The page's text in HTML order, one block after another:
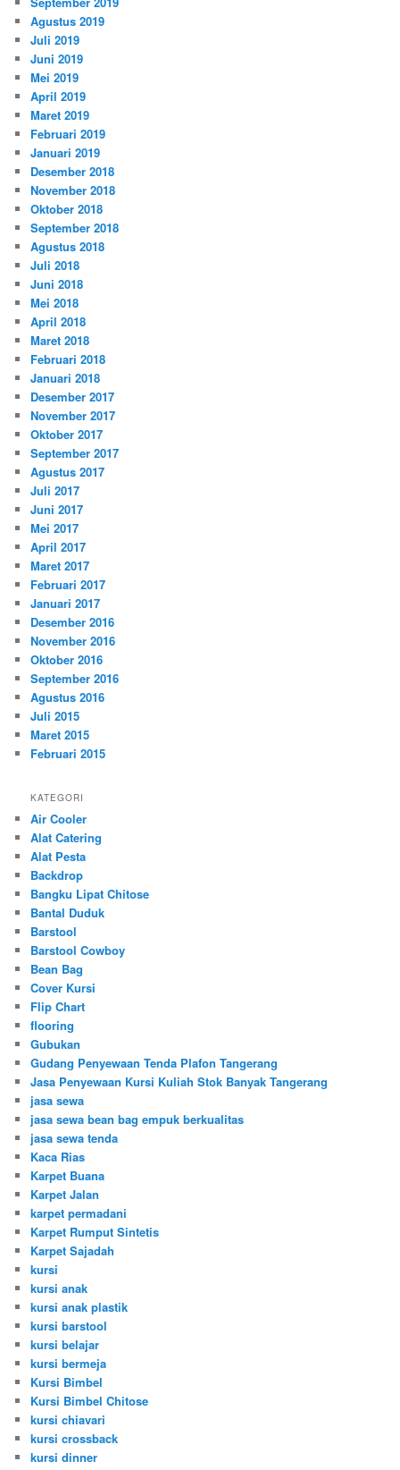
Agustus 2019
Juli 2019
Juni 2019
Mei 2019
April 2019
Maret 2019
Februari 2019
Januari 2019
Desember 2018
November 2018
Oktober 2018
September 2018
Agustus 2018
Juli 2018
Juni 2018
Mei 2018
April 2018
Maret 2018
Februari 2018
Januari 2018
Desember 2017
November 2017
Oktober 2017
September 2017
Agustus 2017
Juli 2017
Juni 2017
Mei 2017
April 2017
Maret 2017
Februari 2017
Januari 2017
Desember 2016
November 2016
Oktober 2016
September 2016
Agustus 2016
Juli 2015
Maret 2015
Februari 2015
KATEGORI
Air Cooler
Alat Catering
Alat Pesta
Backdrop
Bangku Lipat Chitose
Bantal Duduk
Barstool
Barstool Cowboy
Bean Bag
Cover Kursi
Flip Chart
flooring
Gubukan
Gudang Penyewaan Tenda Plafon Tangerang
Jasa Penyewaan Kursi Kuliah Stok Banyak Tangerang
jasa sewa
jasa sewa bean bag empuk berkualitas
jasa sewa tenda
Kaca Rias
Karpet Buana
Karpet Jalan
karpet permadani
Karpet Rumput Sintetis
Karpet Sajadah
kursi
kursi anak
kursi anak plastik
kursi barstool
kursi belajar
kursi bermeja
Kursi Bimbel
Kursi Bimbel Chitose
kursi chiavari
kursi crossback
kursi dinner